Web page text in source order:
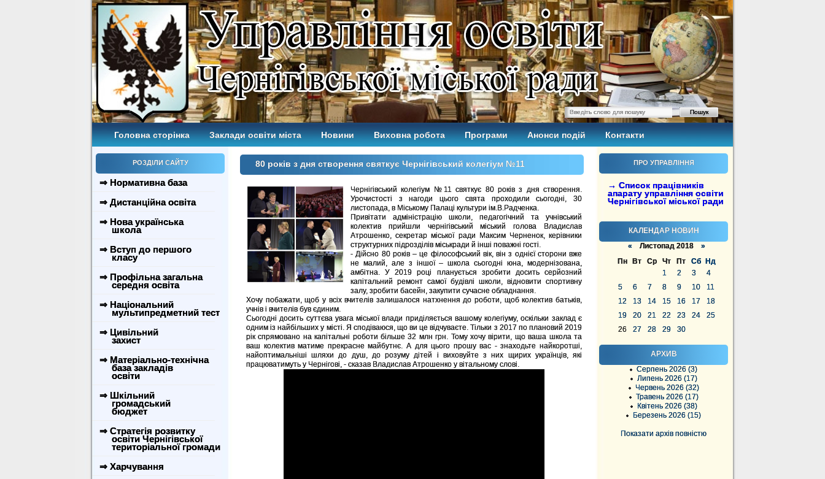
Головна сторінка Заклади освіти міста Новини Виховна робота Програми Анонси подій Контакти
РОЗДІЛИ САЙТУ
⇒ Нормативна база
⇒ Дистанційна освіта
⇒ Нова українська
школа
⇒ Вступ до першого
класу
⇒ Профільна загальна
середня освіта
⇒ Національний
мультипредметний тест
⇒ Цивільний
захист
⇒ Матеріально-технічна
база закладів
освіти
⇒ Шкільний
громадський
бюджет
⇒ Стратегія розвитку
освіти Чернігівської
територіальної громади
⇒ Харчування
ПРО УПРАВЛІННЯ
→ Список працівників
апарату управління освіти
Чернігівської міської ради
КАЛЕНДАР НОВИН
« Листопад 2018 »
Пн
Вт Ср Чт Пт Сб
Нд
1
2 3
4
5
6 7 8 9 10
11
12
13 14 15 16 17
18
19
20 21 22 23 24
25
26
27 28 29 30
АРХИВ
Серпень 2026 (3)
Липень 2026 (17)
Червень 2026 (32)
Травень 2026 (17)
Квітень 2026 (38)
Березень 2026 (15)
Показати архів повністю
80 років з дня створення святкує Чернігівський колегіум №11
Чернігівський колегіум №11 святкує 80 років з дня створення.
Урочистості з нагоди цього свята проходили сьогодні, 30
листопада, в Міському Палаці культури ім.В.Радченка.
Привітати адміністрацію школи, педагогічний та учнівський
колектив прийшли чернігівський міський голова Владислав
Атрошенко, секретар міської ради Максим Черненок, керівники
структурних підрозділів міськради й інші поважні гості.
- Дійсно 80 років – це філософський вік, він з однієї сторони вже
не малий, але з іншої – школа сьогодні юна, модернізована,
амбітна. У 2019 році планується зробити досить серйозний
капітальний ремонт самої будівлі школи, відновити спортивну
залу, зробити басейн, закупити сучасне обладнання.
Хочу побажати, щоб у всіх вчителів залишалося натхнення до роботи, щоб колектив батьків,
учнів і вчителів був єдиним.
Сьогодні досить суттєва увага міської влади приділяється вашому колегіуму, оскільки заклад є
одним із найбільших у місті. Я сподіваюся, що ви це відчуваєте. Тільки з 2017 по плановий 2019
рік спрямовано на капітальні роботи більше 32 млн грн. Тому хочу вірити, що ваша школа та
ваш колектив матиме прекрасне майбутнє. А для цього прошу вас - знаходьте найкоротші,
найоптимальніші шляхи до душ, до розуму дітей і виховуйте з них щирих українців, які
працюватимуть у Чернігові, - сказав Владислав Атрошенко у вітальному слові.